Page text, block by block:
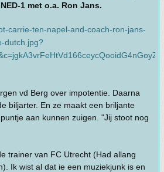
1 met o.a. Ron Jans.
vd Berg over impotentie. Daarna
biljarter. En ze maakt een briljante
aan kunnen zuigen. "Jij stoot nog
trainer van FC Utrecht (Had allang
Ik wist al dat ie een muziekjunk is en